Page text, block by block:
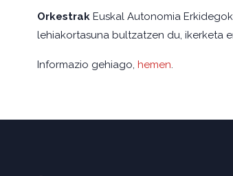
Orkestrak Euskal Autonomia
lehiakortasuna bultzatzen du, ikerketa
Informazio gehiago, hemen.